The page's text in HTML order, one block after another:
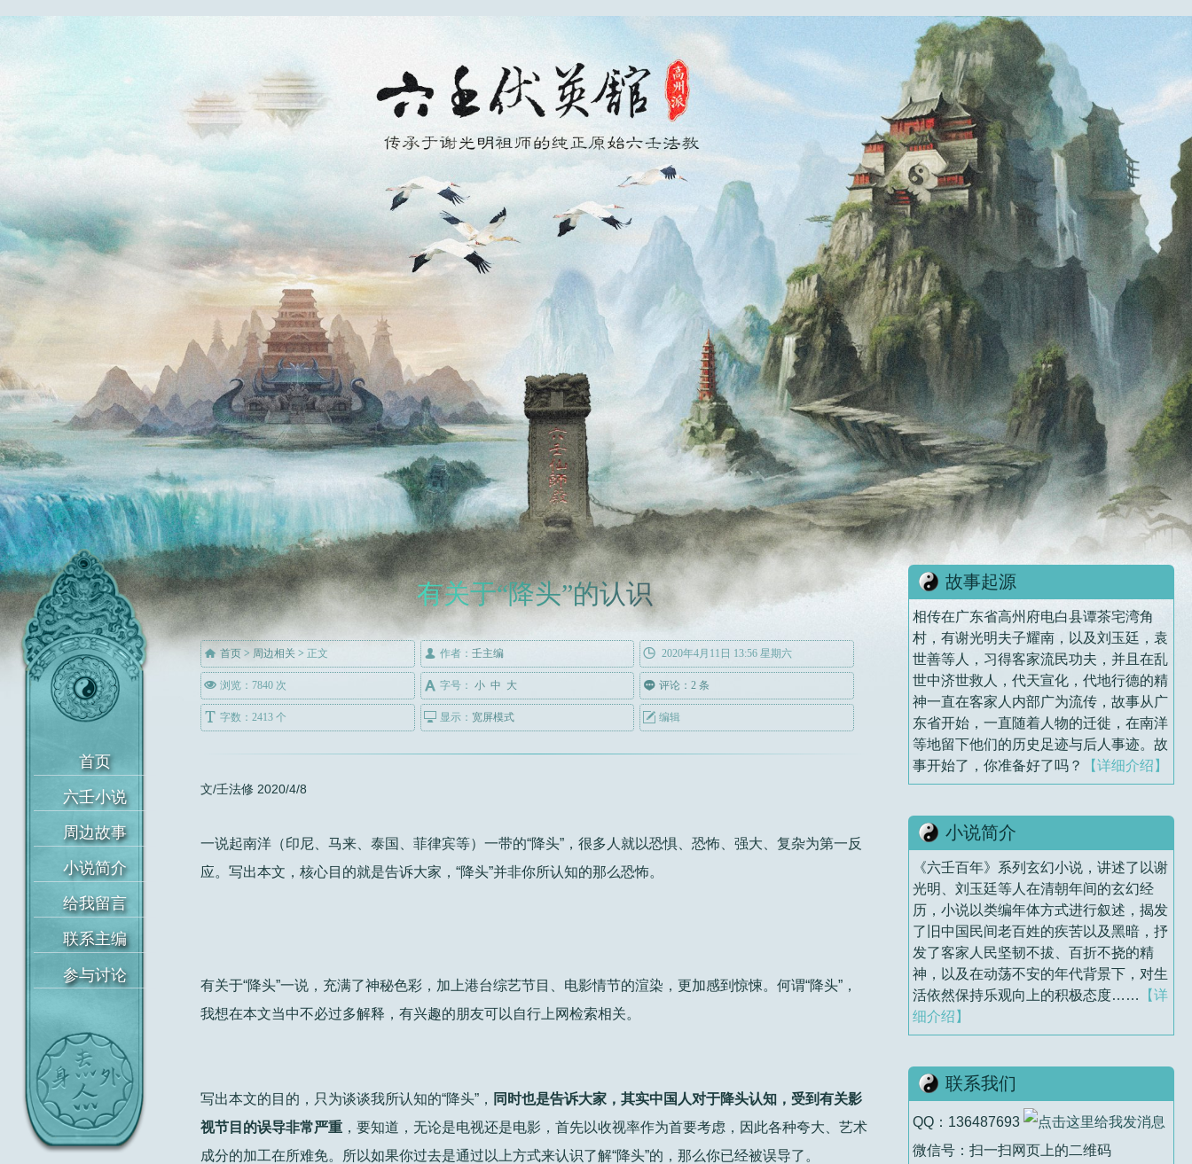
首页
六壬小说
周边故事
给我留言
联系主编
参与讨论
有关于“降头”的认识
 首页 > 周边相关 > 正文  作者： 壬主编  2020年4月11日 13:56 星期六
 浏览：7840 次  字号： 小 中 大  评论：2 条
 字数：2413 个  显示： 宽屏模式  编辑
文/壬法修 2020/4/8
一说起南洋（印尼、马来、泰国、菲律宾等）一带的“降头”，很多人就以恐惧、恐怖、强大、复杂为第一反
应。写出本文，核心目的就是告诉大家，“降头”并非你所认知的那么恐怖。
有关于“降头”一说，充满了神秘色彩，加上港台综艺节目、电影情节的渲染，更加感到惊悚。何谓“降头”，
我想在本文当中不必过多解释，有兴趣的朋友可以自行上网检索相关。
写出本文的目的，只为谈谈我所认知的“降头”， 同时也是告诉大家，其实中国人对于降头认知，受到有关影
视节目的误导非常严重 ，要知道，无论是电视还是电影，首先以收视率作为首要考虑，因此各种夸大、艺术
成分的加工在所难免。所以如果你过去是通过以上方式来认识了解“降头”的，那么你已经被误导了。
故事起源
相传在广东省高州府电白县谭茶宅湾角
村，有谢光明夫子耀南，以及刘玉廷，袁
世善等人，习得客家流民功夫，并且在乱
世中济世救人，代天宣化，代地行德的精
神一直在客家人内部广为流传，故事从广
东省开始，一直随着人物的迁徙，在南洋
等地留下他们的历史足迹与后人事迹。故
事开始了，你准备好了吗？
【详细介绍】
小说简介
《六壬百年》系列玄幻小说，讲述了以谢
光明、刘玉廷等人在清朝年间的玄幻经
历，小说以类编年体方式进行叙述，揭发
了旧中国民间老百姓的疾苦以及黑暗，抒
发了客家人民坚韧不拔、百折不挠的精
神，以及在动荡不安的年代背景下，对生
活依然保持乐观向上的积极态度……
【详
细介绍】
联系我们
QQ：136487693
微信号：扫一扫网页上的二维码